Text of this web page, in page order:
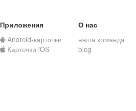
Приложения
Android-карточки
Карточки iOS
О нас
наша команда
blog